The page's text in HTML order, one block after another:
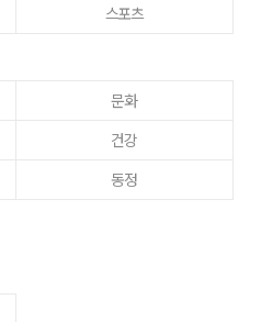
스포츠
문화
건강
동정